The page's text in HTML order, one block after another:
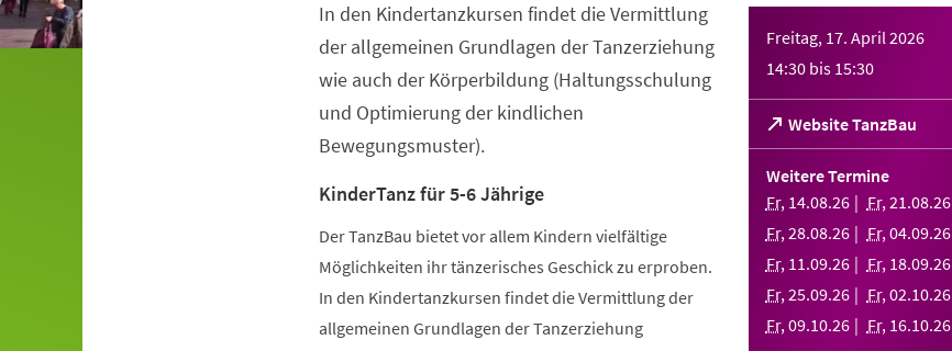
Freitag, 17. April 2026
14:30 bis 15:30
Website TanzBau
(Öffnet
in
einem
Tab)
Weitere Termine
Fr, 14.08.26 Fr,21.08.26
Fr,28.08.26 Fr,04.09.26
Fr, 11.09.26 Fr, 18.09.26
Fr,25.09.26 Fr,02.10.26
Fr,09.10.26 Fr, 16.10.26
In den Kindertanzkursen findet die Vermittlung
der allgemeinen Grundlagen der Tanzerziehung
wie auch der Körperbildung (Haltungsschulung
und Optimierung der kindlichen
Bewegungsmuster).
KinderTanz für 5-6 Jährige
Der TanzBau bietet vor allem Kindern vielfältige
Möglichkeiten ihr tänzerisches Geschick zu erproben.
In den Kindertanzkursen findet die Vermittlung der
allgemeinen Grundlagen der Tanzerziehung